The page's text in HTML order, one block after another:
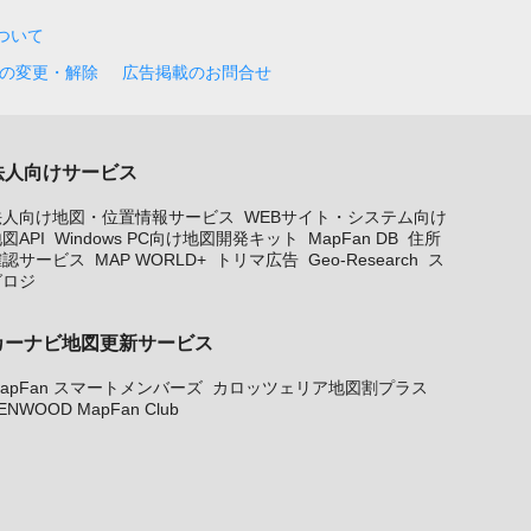
いて
変更・解除
広告掲載のお問合せ
人向けサービス
向け地図・位置情報サービス
WEBサイト・システム向け
API Windows PC向け地図開発キット MapFan DB 住所
サービス
MAP WORLD+ トリマ広告 Geo-Research
ス
ジ
ーナビ地図更新サービス
スマートメンバーズ カロッツェリア地図割プラス
MapFan Club